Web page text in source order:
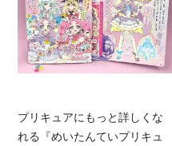
プリキュアにもっと詳しくな
れる『めいたんていプリキュ